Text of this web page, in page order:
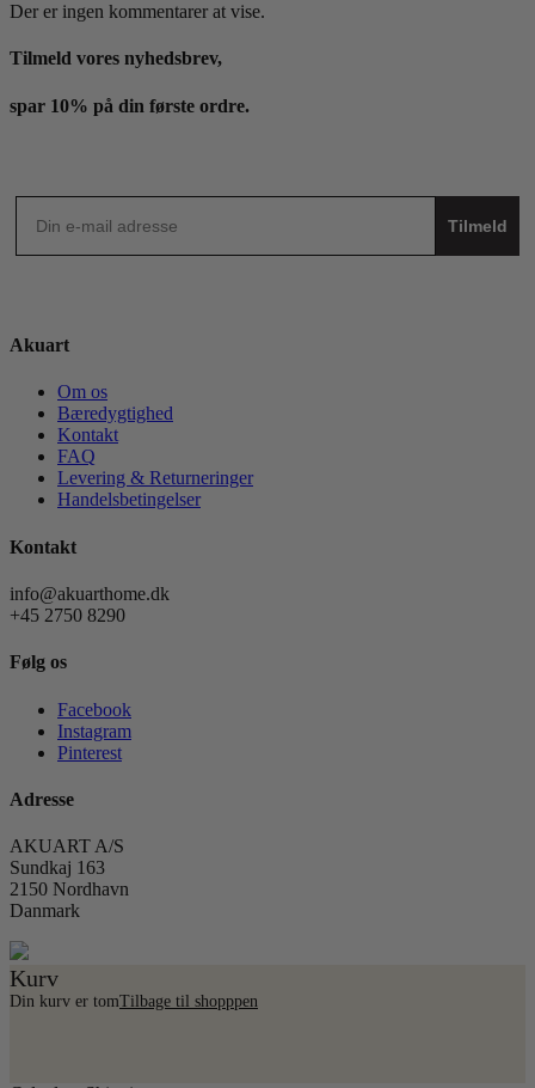
Der er ingen kommentarer at vise.
Tilmeld vores nyhedsbrev,
spar 10% på din første ordre.
Tilmeld
Akuart
Om os
Bæredygtighed
Kontakt
FAQ
Levering & Returneringer
Handelsbetingelser
Kontakt
info@akuarthome.dk
+45 2750 8290
Følg os
Facebook
Instagram
Pinterest
Adresse
AKUART A/S
Sundkaj 163
2150 Nordhavn
Danmark
Kurv
Din kurv er tomTilbage til shopppen